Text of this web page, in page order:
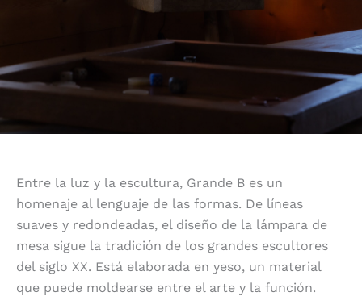
Entre la luz y la escultura, Grande B es un
homenaje al lenguaje de las formas. De líneas
suaves y redondeadas, el diseño de la lámpara de
mesa sigue la tradición de los grandes escultores
del siglo XX. Está elaborada en yeso, un material
que puede moldearse entre el arte y la función.